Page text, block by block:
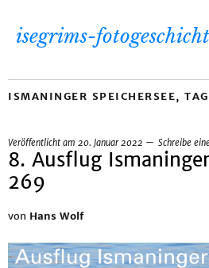
isegrims-
ISMANINGER SPEICHERSEE,
Veröffentlicht am 20. Januar 2022 Schreibe
8. Ausflug
269
von Hans Wolf